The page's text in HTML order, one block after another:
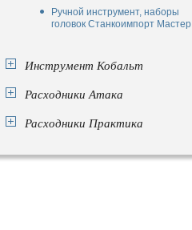
Ручной инструмент, наборы
головок Станкоимпорт Мастер
Инструмент Кобальт
Расходники Атака
Расходники Практика